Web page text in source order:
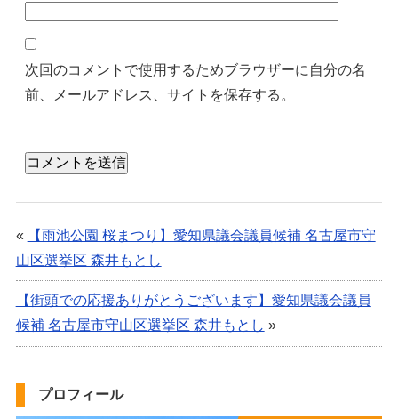
次回のコメントで使用するためブラウザーに自分の名
前、メールアドレス、サイトを保存する。
«
【雨池公園 桜まつり】愛知県議会議員候補 名古屋市守
山区選挙区 森井もとし
【街頭での応援ありがとうございます】愛知県議会議員
候補 名古屋市守山区選挙区 森井もとし »
プロフィール